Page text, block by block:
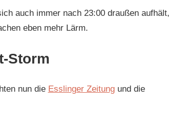
auch immer nach 23:00 draußen aufhält,
eben mehr Lärm.
Storm
nun die Esslinger Zeitungund die